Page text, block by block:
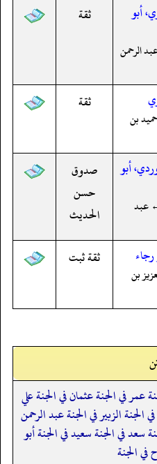
أبو
الرحمن
ثقة
بن
ثقة
أبو
عبد
صدوق
حسن
الحديث
رجاء
بن
ثقة ثبت
عمر في الجنة عثمان في الجنة علي
الجنة الزبير في الجنة عبد الرحمن
سعد في الجنة سعيد في الجنة أبو
في الجنة